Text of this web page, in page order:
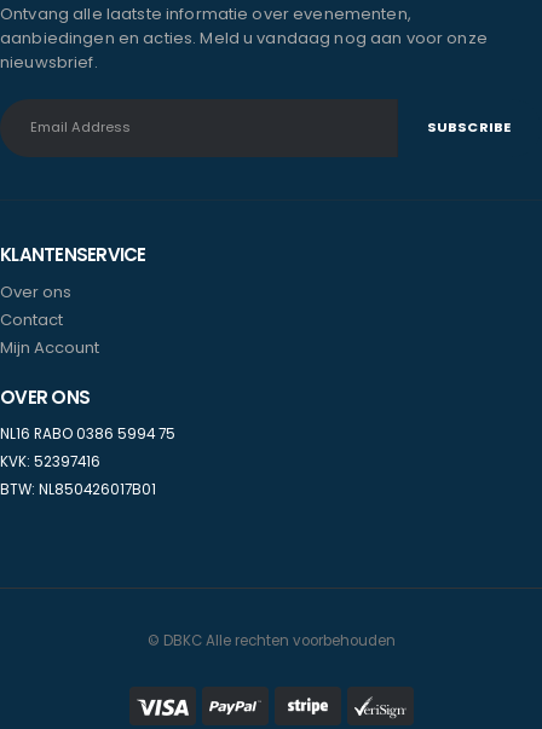
Ontvang alle laatste informatie over evenementen,
aanbiedingen en acties. Meld u vandaag nog aan voor onze
nieuwsbrief.
KLANTENSERVICE
Over ons
Contact
Mijn Account
OVER ONS
NL16 RABO 0386 5994 75
KVK: 52397416
BTW: NL850426017B01
© DBKC Alle rechten voorbehouden